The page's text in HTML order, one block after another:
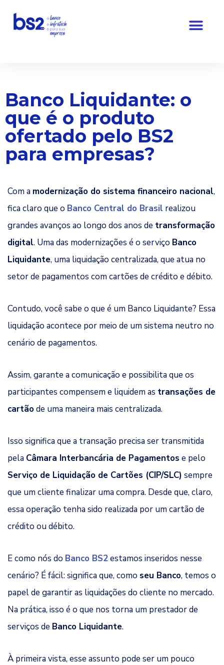
Pular
Banco Liquidante: o
que é o produto
ofertado pelo BS2
para empresas?
Com a modernização do sistema financeiro nacional,
fica claro que o Banco Central do Brasil realizou
grandes avanços ao longo dos anos de transformação
digital. Uma das modernizações é o serviço Banco
Liquidante, uma liquidação centralizada, que atua no
setor de pagamentos com cartões de crédito e débito.
Contudo, você sabe o que é um Banco Liquidante? Essa
liquidação acontece por meio de um sistema neutro no
cenário de pagamentos.
Assim, garante a comunicação e possibilita que os
participantes compensem e liquidem as transações de
cartãode uma maneira mais centralizada.
Isso significa que a transação precisa ser transmitida
pela Câmara Interbancária de Pagamentos e pelo
Serviço de Liquidação de Cartões (CIP/SLC) sempre
que um cliente finalizar uma compra. Desde que, claro,
essa operação tenha sido realizada por um cartão de
crédito ou débito.
E como nós do Banco BS2estamos inseridos nesse
cenário? É fácil: significa que, como seu Banco, temos o
papel de garantir as liquidações do cliente no mercado.
Na prática, isso é o que nos torna um prestador de
serviços de Banco Liquidante.
À primeira vista, esse assunto pode ser um pouco